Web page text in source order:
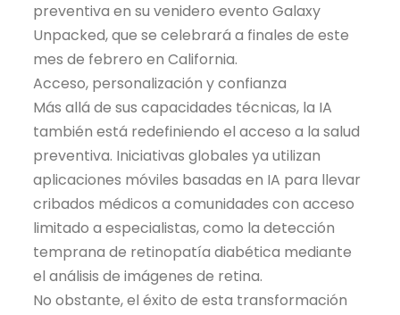
preventiva en su venidero evento Galaxy
Unpacked, que se celebrará a finales de este
mes de febrero en California.
Acceso, personalización y confianza
Más allá de sus capacidades técnicas, la IA
también está redefiniendo el acceso a la salud
preventiva. Iniciativas globales ya utilizan
aplicaciones móviles basadas en IA para llevar
cribados médicos a comunidades con acceso
limitado a especialistas, como la detección
temprana de retinopatía diabética mediante
el análisis de imágenes de retina.
No obstante, el éxito de esta transformación